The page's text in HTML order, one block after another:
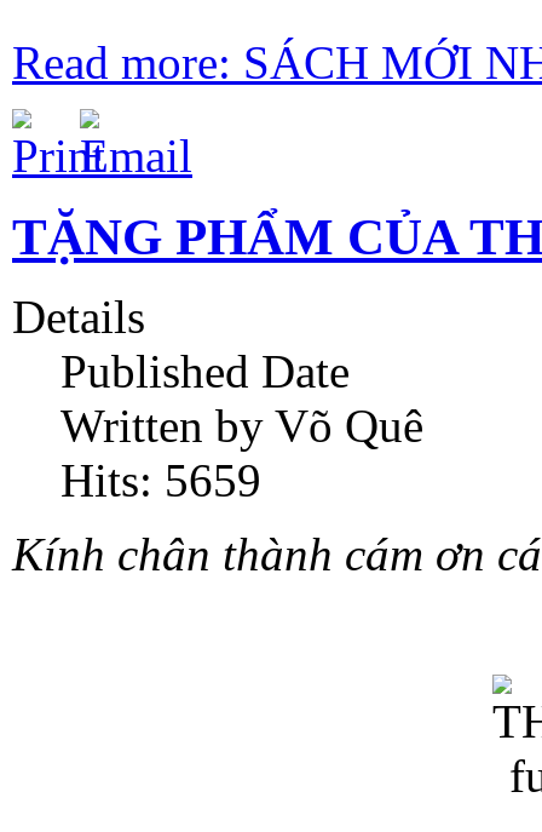
Read more: SÁCH MỚI
TẶNG PHẨM CỦA
Details
Published Date
Written by Võ Quê
Hits: 5659
Kính chân thành cám ơn